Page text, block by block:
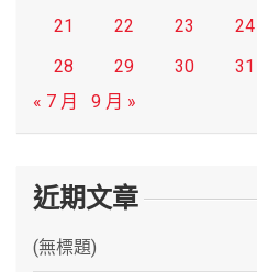
21
22 23 24
28
29 30
31
« 7 月
9 月 »
近期文章
(無標題)